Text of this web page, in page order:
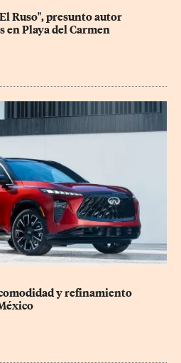
Ruso", presunto autor
Playa del Carmen
y refinamiento